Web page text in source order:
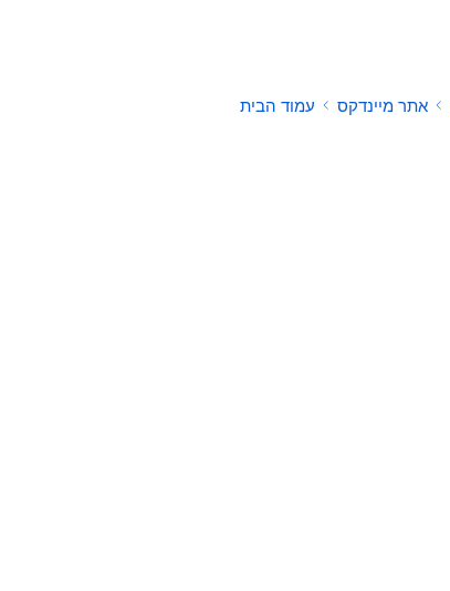
עמוד הבית אתר מיינדקס